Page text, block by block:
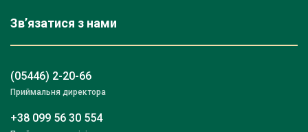
Зв’язатися з нами
(05446) 2-20-66
Приймальня директора
+38 099 56 30 554